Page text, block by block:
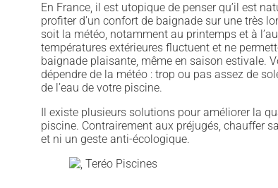
En France, il est utopique de penser qu’il est
profiter d’un confort de baignade sur une très
soit la météo, notamment au printemps et à
températures extérieures fluctuent et ne
baignade plaisante, même en saison estivale.
dépendre de la météo : trop ou pas assez de
de l’eau de votre piscine.
Il existe plusieurs solutions pour améliorer la
piscine. Contrairement aux préjugés, chauffer
et ni un geste anti-écologique.